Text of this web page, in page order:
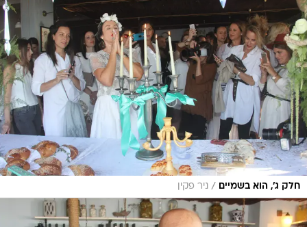
חלק ג', הוא בשמיים / ניר פקין